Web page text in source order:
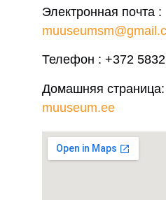
Электронная почта :
Телефон : +372
Домашняя страница:
muuseum.ee